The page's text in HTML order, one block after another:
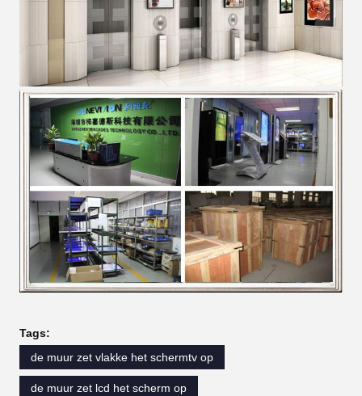
Tags:
de muur zet vlakke het schermtv op
de muur zet lcd het scherm op